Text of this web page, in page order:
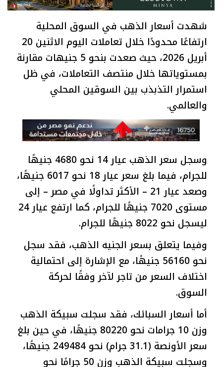
شهدت أسعار الذهب في السوق المحلية
ارتفاعًا محدودًا خلال تعاملات اليوم الاثنين 20
أبريل 2026، حيث صعدت بنحو 5 جنيهات مقارنة
بمستوياتها خلال منتصف التعاملات، في ظل
استمرار التذبذب بين السوقين المحلي
والعالمي.
وسجل سعر الذهب عيار 14 نحو 4680 جنيهًا
للجرام، فيما بلغ سعر عيار 18 نحو 6017 جنيهًا،
وصعد عيار 21 – الأكثر تداولًا في مصر – إلى
مستوى 7020 جنيهًا للجرام، كما ارتفع عيار 24
ليسجل نحو 8022 جنيهًا للجرام.
وفيما يتعلق بسعر الجنيه الذهب، فقد سجل
نحو 56160 جنيهًا، مع الإشارة إلى احتمالية
اختلاف السعر من تاجر لآخر وفقًا لحركة
السوق.
أما أسعار السبائك، فقد سجلت سبيكة الذهب
وزن 10 جرامات نحو 80220 جنيهًا، في حين بلغ
سعر الأونصة (31.1 جرام) نحو 249484 جنيهًا،
وسجلت سبيكة الذهب وزن 50 جرامًا نحو